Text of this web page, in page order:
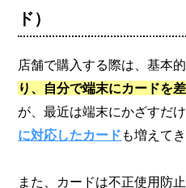
ド）
店舗で購入する際は、基本
り、自分で端末にカードを
が、最近は端末にかざすだ
に対応したカード も増えて
また、カードは不正使用防